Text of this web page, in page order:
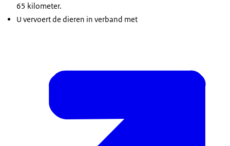
65 kilometer.
U vervoert de dieren in verband met